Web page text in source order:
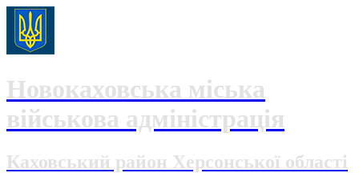
Новокаховська міська
військова адміністрація
Каховський район Херсонської області